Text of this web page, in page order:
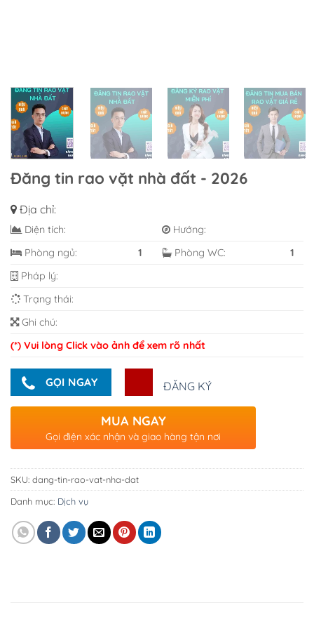
Đăng tin rao vặt nhà đất - 2026
Địa chỉ:
Diện tích:
Hướng:
Phòng ngủ:
1 Phòng WC:
1
Pháp lý:
Trạng thái:
Ghi chú:
(*) Vui lòng Click vào ảnh để xem rõ nhất
GỌI NGAY ĐĂNG KÝ
MUA NGAY
Gọi điện xác nhận và giao hàng tận nơi
SKU: dang-tin-rao-vat-nha-dat
Danh mục: Dịch vụ